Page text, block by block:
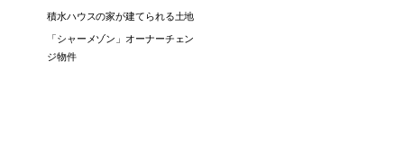
積水ハウスの家が建てられる土地
「シャーメゾン」オーナーチェン
ジ物件